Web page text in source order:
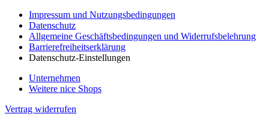
Impressum und Nutzungsbedingungen
Datenschutz
Allgemeine Geschäftsbedingungen und Widerrufsbelehrung
Barrierefreiheitserklärung
Datenschutz-Einstellungen
Unternehmen
Weitere nice Shops
Vertrag widerrufen